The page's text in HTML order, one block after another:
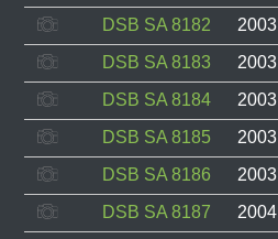
DSB SA 8182
2003
DSB SA 8183
2003
DSB SA 8184
2003
DSB SA 8185
2003
DSB SA 8186
2003
DSB SA 8187
2004